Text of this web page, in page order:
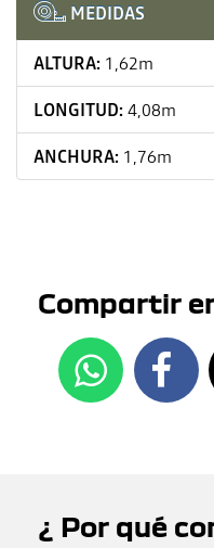
MEDIDAS
ALTURA: 1,62m
LONGITUD:4,08m
ANCHURA: 1,76m
Compartir
¿ Por qué